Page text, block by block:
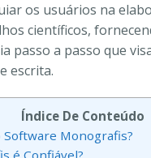
os usuários na
científicos,
passo a passo que
escrita.
Índice De Conteúdo
Software Monografis?